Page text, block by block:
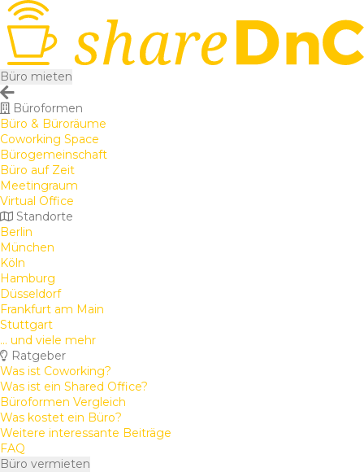
Büro mieten
Büroformen
Büro & Büroräume
Coworking Space
Bürogemeinschaft
Büro auf Zeit
Meetingraum
Virtual Office
Standorte
Berlin
München
Köln
Hamburg
Düsseldorf
Frankfurt am Main
Stuttgart
... und viele mehr
Ratgeber
Was ist Coworking?
Was ist ein Shared Office?
Büroformen Vergleich
Was kostet ein Büro?
Weitere interessante Beiträge
FAQ
Büro vermieten